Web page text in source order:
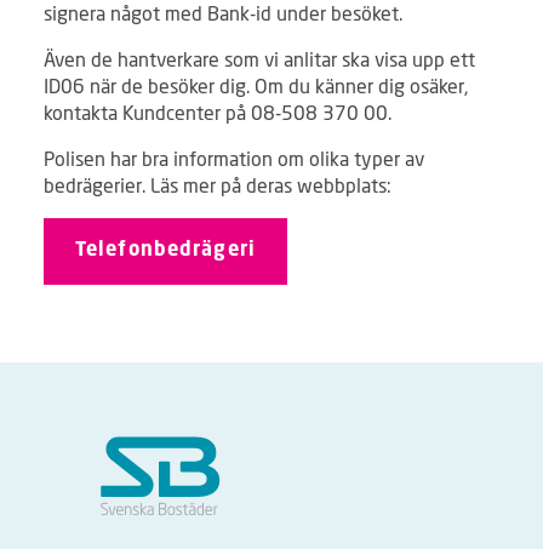
signera något med Bank-id under besöket.
Även de hantverkare som vi anlitar ska visa upp ett
ID06 när de besöker dig. Om du känner dig osäker,
kontakta Kundcenter på 08-508 370 00.
Polisen har bra information om olika typer av
bedrägerier. Läs mer på deras webbplats:
Telefonbedrägeri